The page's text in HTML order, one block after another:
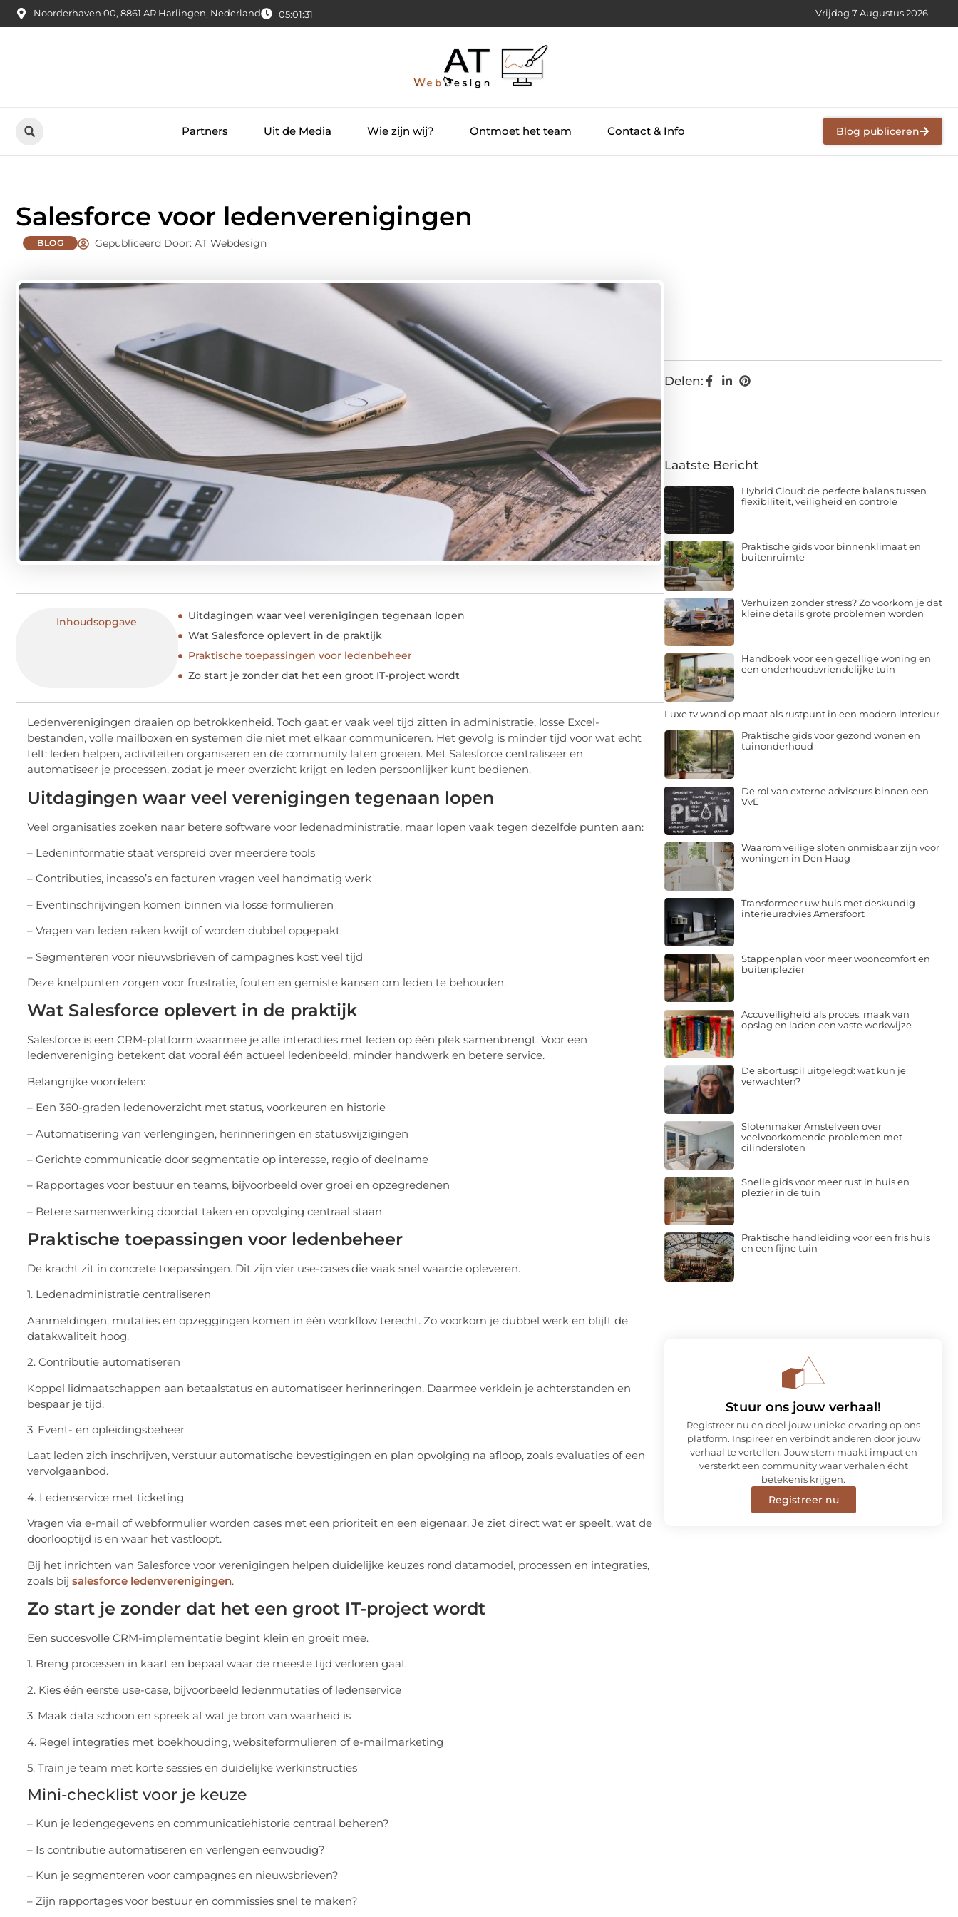
Noorderhaven 00, 8861 AR Harlingen, Nederland 05:01:32 Vrijdag 7 Augustus 2026
Partners Uit de Media Wie zijn wij? Ontmoet het team Contact & Info Blog publiceren
Salesforce voor ledenverenigingen
BLOG Gepubliceerd Door: AT Webdesign
Inhoudsopgave
Uitdagingen waar veel verenigingen tegenaan lopen
Wat Salesforce oplevert in de praktijk
Praktische toepassingen voor ledenbeheer
Zo start je zonder dat het een groot IT-project wordt
Ledenverenigingen draaien op betrokkenheid. Toch gaat er vaak veel tijd zitten in administratie, losse Excel-
bestanden, volle mailboxen en systemen die niet met elkaar communiceren. Het gevolg is minder tijd voor wat echt
telt: leden helpen, activiteiten organiseren en de community laten groeien. Met Salesforce centraliseer en
automatiseer je processen, zodat je meer overzicht krijgt en leden persoonlijker kunt bedienen.
Uitdagingen waar veel verenigingen tegenaan lopen
Veel organisaties zoeken naar betere software voor ledenadministratie, maar lopen vaak tegen dezelfde punten aan:
– Ledeninformatie staat verspreid over meerdere tools
– Contributies, incasso’s en facturen vragen veel handmatig werk
– Eventinschrijvingen komen binnen via losse formulieren
– Vragen van leden raken kwijt of worden dubbel opgepakt
– Segmenteren voor nieuwsbrieven of campagnes kost veel tijd
Deze knelpunten zorgen voor frustratie, fouten en gemiste kansen om leden te behouden.
Wat Salesforce oplevert in de praktijk
Salesforce is een CRM-platform waarmee je alle interacties met leden op één plek samenbrengt. Voor een
ledenvereniging betekent dat vooral één actueel ledenbeeld, minder handwerk en betere service.
Belangrijke voordelen:
– Een 360-graden ledenoverzicht met status, voorkeuren en historie
– Automatisering van verlengingen, herinneringen en statuswijzigingen
– Gerichte communicatie door segmentatie op interesse, regio of deelname
– Rapportages voor bestuur en teams, bijvoorbeeld over groei en opzegredenen
– Betere samenwerking doordat taken en opvolging centraal staan
Praktische toepassingen voor ledenbeheer
De kracht zit in concrete toepassingen. Dit zijn vier use-cases die vaak snel waarde opleveren.
1. Ledenadministratie centraliseren
Aanmeldingen, mutaties en opzeggingen komen in één workflow terecht. Zo voorkom je dubbel werk en blijft de
datakwaliteit hoog.
2. Contributie automatiseren
Koppel lidmaatschappen aan betaalstatus en automatiseer herinneringen. Daarmee verklein je achterstanden en
bespaar je tijd.
3. Event- en opleidingsbeheer
Laat leden zich inschrijven, verstuur automatische bevestigingen en plan opvolging na afloop, zoals evaluaties of een
vervolgaanbod.
4. Ledenservice met ticketing
Vragen via e-mail of webformulier worden cases met een prioriteit en een eigenaar. Je ziet direct wat er speelt, wat de
doorlooptijd is en waar het vastloopt.
Bij het inrichten van Salesforce voor verenigingen helpen duidelijke keuzes rond datamodel, processen en integraties,
zoals bij salesforce ledenverenigingen.
Zo start je zonder dat het een groot IT-project wordt
Een succesvolle CRM-implementatie begint klein en groeit mee.
1. Breng processen in kaart en bepaal waar de meeste tijd verloren gaat
2. Kies één eerste use-case, bijvoorbeeld ledenmutaties of ledenservice
3. Maak data schoon en spreek af wat je bron van waarheid is
4. Regel integraties met boekhouding, websiteformulieren of e-mailmarketing
5. Train je team met korte sessies en duidelijke werkinstructies
Mini-checklist voor je keuze
– Kun je ledengegevens en communicatiehistorie centraal beheren?
– Is contributie automatiseren en verlengen eenvoudig?
– Kun je segmenteren voor campagnes en nieuwsbrieven?
– Zijn rapportages voor bestuur en commissies snel te maken?
Delen:
Laatste Bericht
Hybrid Cloud: de perfecte balans tussen
flexibiliteit, veiligheid en controle
Praktische gids voor binnenklimaat en
buitenruimte
Verhuizen zonder stress? Zo voorkom je dat
kleine details grote problemen worden
Handboek voor een gezellige woning en
een onderhoudsvriendelijke tuin
Luxe tv wand op maat als rustpunt in een modern interieur
Praktische gids voor gezond wonen en
tuinonderhoud
De rol van externe adviseurs binnen een
VvE
Waarom veilige sloten onmisbaar zijn voor
woningen in Den Haag
Transformeer uw huis met deskundig
interieuradvies Amersfoort
Stappenplan voor meer wooncomfort en
buitenplezier
Accuveiligheid als proces: maak van
opslag en laden een vaste werkwijze
De abortuspil uitgelegd: wat kun je
verwachten?
Slotenmaker Amstelveen over
veelvoorkomende problemen met
cilindersloten
Snelle gids voor meer rust in huis en
plezier in de tuin
Praktische handleiding voor een fris huis
en een fijne tuin
Stuur ons jouw verhaal!
Registreer nu en deel jouw unieke ervaring op ons
platform. Inspireer en verbindt anderen door jouw
verhaal te vertellen. Jouw stem maakt impact en
versterkt een community waar verhalen écht
betekenis krijgen.
Registreer nu